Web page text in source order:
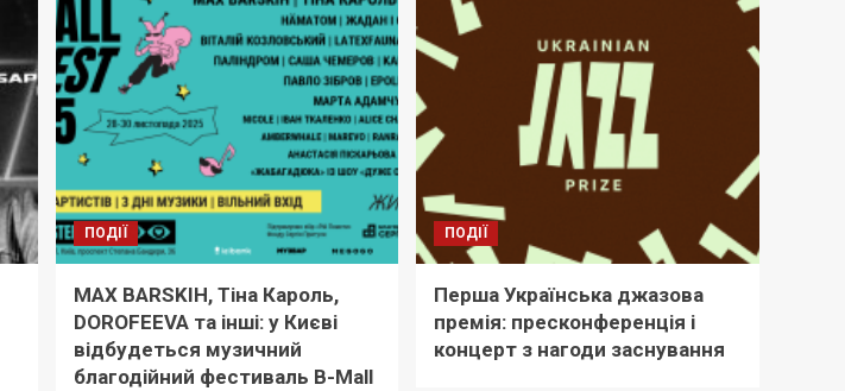
ПОДІЇ
MAX BARSKIH, Тіна Кароль,
DOROFEEVA та інші: у Києві
відбудеться музичний
благодійний фестиваль B-Mall
ПОДІЇ
Перша Українська джазова
премія: пресконференція і
концерт з нагоди заснування